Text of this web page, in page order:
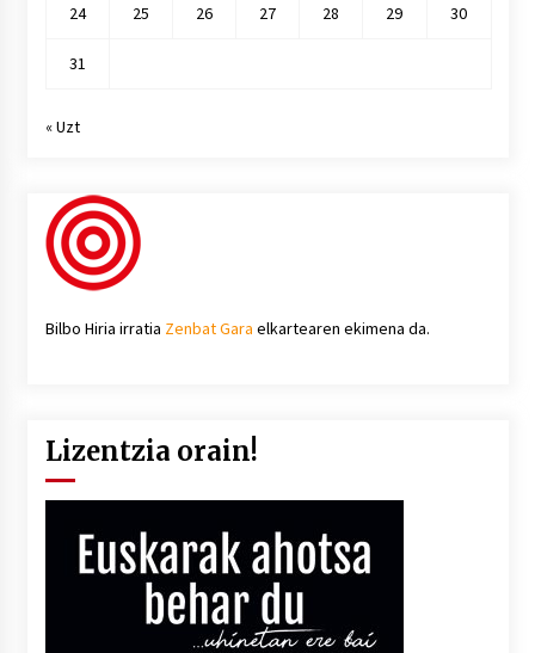
24 25 26 27 28 29 30
31
« Uzt
Bilbo Hiria irratia Zenbat Gara elkartearen ekimena da.
Lizentzia orain!